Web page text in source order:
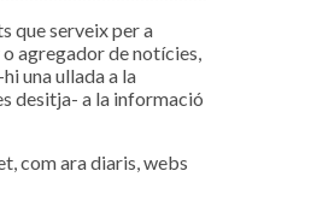
que serveix per a
agregador de notícies,
una ullada a la
desitja- a la informació
com ara diaris, webs